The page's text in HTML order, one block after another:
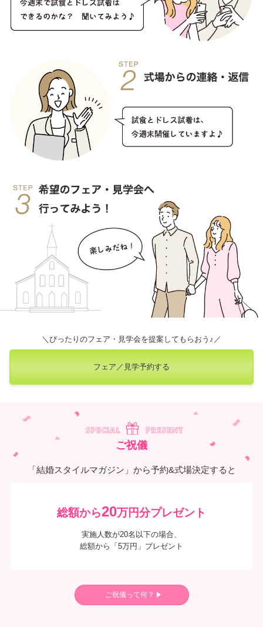
＼ぴったりのフェア・見学会を提案してもらおう♪／
フェア／見学予約する
ご祝儀
「結婚スタイルマガジン」から予約&式場決定すると
総額から20万円分プレゼント
実施人数が20名以下の場合、
総額から「5万円」プレゼント
ご祝儀って何？